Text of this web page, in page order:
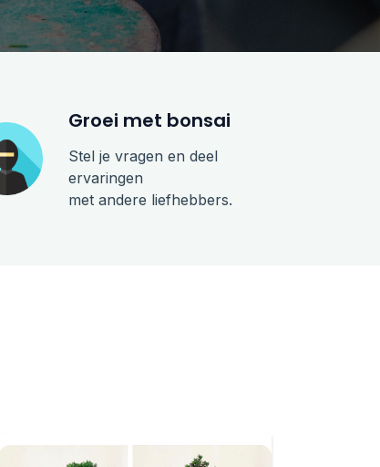
Groei met bonsai
Stel je vragen en deel
ervaringen
met andere liefhebbers.